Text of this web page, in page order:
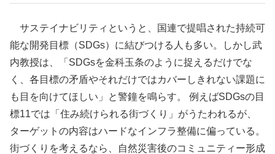
サステイナビリティというと、国連で提唱された持続可
能な開発目標（SDGs）に結びつける人も多い。しかし武
内教授は、「SDGsを金科玉条のように捉えるだけでな
く、各目標の矛盾やそれだけではカバーしきれない課題に
も目を向けてほしい」と警鐘を鳴らす。 例えばSDGsの目
標11では「住み続けられる街づくり」がうたわれるが、
ターゲットの内容はハードなインフラ整備に偏っている。
街づくりを考えるなら、自然災害後のコミュニティー形成